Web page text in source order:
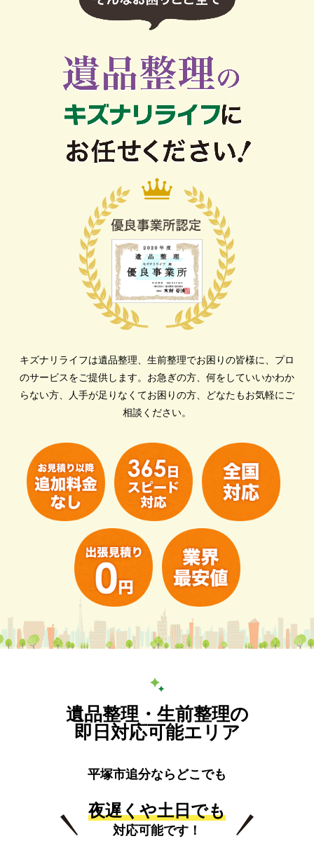
キズナリライフは遺品整理、生前整理でお困りの皆様に、プロ
のサービスをご提供します。 お急ぎの方、何をしていいかわか
らない方、人手が足りなくてお困りの方、どなたもお気軽にご
相談ください。
遺品整理・生前整理の
即日対応可能エリア
平塚市追分ならどこでも
夜遅くや土日でも
対応可能です！